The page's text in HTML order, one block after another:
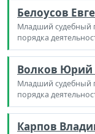
Белоусов
Младший судебный
порядка
Волков Юрий
Младший судебный
порядка
Карпов